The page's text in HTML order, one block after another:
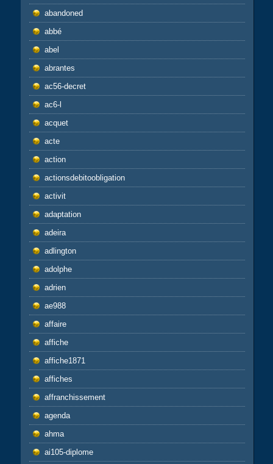
abandoned
abbé
abel
abrantes
ac56-decret
ac6-l
acquet
acte
action
actionsdebitoobligation
activit
adaptation
adeira
adlington
adolphe
adrien
ae988
affaire
affiche
affiche1871
affiches
affranchissement
agenda
ahma
ai105-diplome